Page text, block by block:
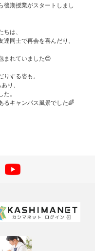
後期授業がスタートしまし
は、
達同士で再会を喜んだり。
まれていました😊
する姿も。
り、
。
るキャンパス風景でした🌈